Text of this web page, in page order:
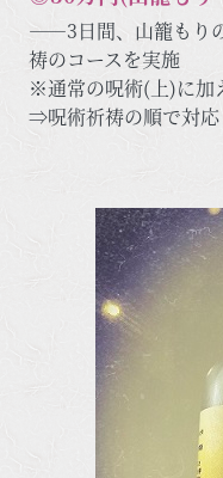
――3日間、山籠もり
祷のコースを実施
※通常の呪術(上)に
⇒呪術祈祷の順で対応